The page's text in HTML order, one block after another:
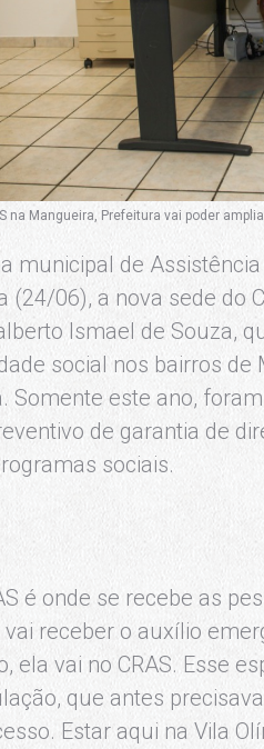
na Mangueira, Prefeitura vai poder
municipal de
(24/06), a nova sede do
Ismael de Souza,
social nos bairros de
Somente este ano,
de garantia de
sociais.
é onde se recebe as
vai receber o auxílio
ela vai no CRAS. Esse
que antes
Estar aqui na Vila